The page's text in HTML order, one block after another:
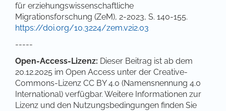
für erziehungswissenschaftliche
Migrationsforschung (ZeM), 2-2023, S. 140-155.
https://doi.org/10.3224/zem.v2i2.03
-----
Open-Access-Lizenz: Dieser Beitrag ist ab dem
20.12.2025 im Open Access unter der Creative-
Commons-Lizenz CC BY 4.0 (Namensnennung 4.0
International) verfügbar. Weitere Informationen zur
Lizenz und den Nutzungsbedingungen finden Sie